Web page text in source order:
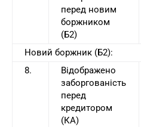
перед новим
боржником
(Б2)
Новий боржник (Б2):
8.
Відображено
заборгованість
перед
кредитором
(КА)